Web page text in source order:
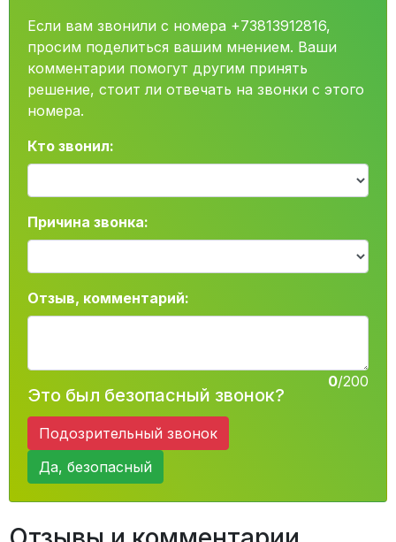
Если вам звонили с номера +73813912816,
просим поделиться вашим мнением. Ваши
комментарии помогут другим принять
решение, стоит ли отвечать на звонки с этого
номера.
Кто звонил:
Причина звонка:
Отзыв, комментарий:
0/200
Это был безопасный звонок?
Подозрительный звонок
Да, безопасный